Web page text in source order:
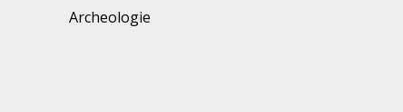
Archeologie